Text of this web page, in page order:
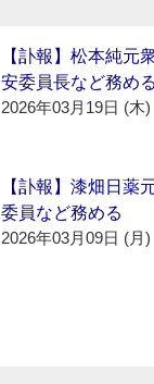
【訃報】松本純元
安委員長など務める
2026年03月19日 (木)
【訃報】漆畑日薬
委員など務める
2026年03月09日 (月)